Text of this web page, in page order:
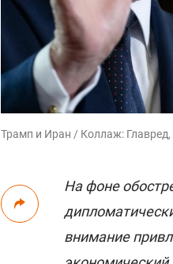
Трамп и Иран / Коллаж:
На фоне
внимание